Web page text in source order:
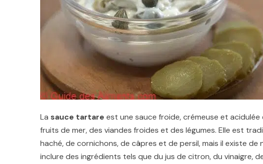
La sauce tartare est une sauce froide, crémeuse et
fruits de mer, des viandes froides et des légumes. Elle est
haché, de cornichons, de câpres et de persil, mais il existe
inclure des ingrédients tels que du jus de citron, du vinaigre,